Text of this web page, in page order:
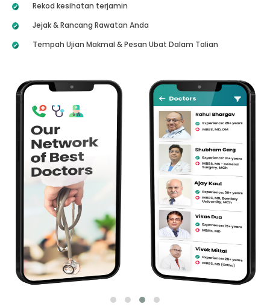
Rekod kesihatan terjamin
Jejak & Rancang Rawatan Anda
Tempah Ujian Makmal & Pesan Ubat Dalam Talian